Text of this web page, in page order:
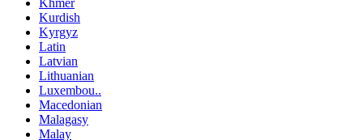
Khmer
Kurdish
Kyrgyz
Latin
Latvian
Lithuanian
Luxembou..
Macedonian
Malagasy
Malay